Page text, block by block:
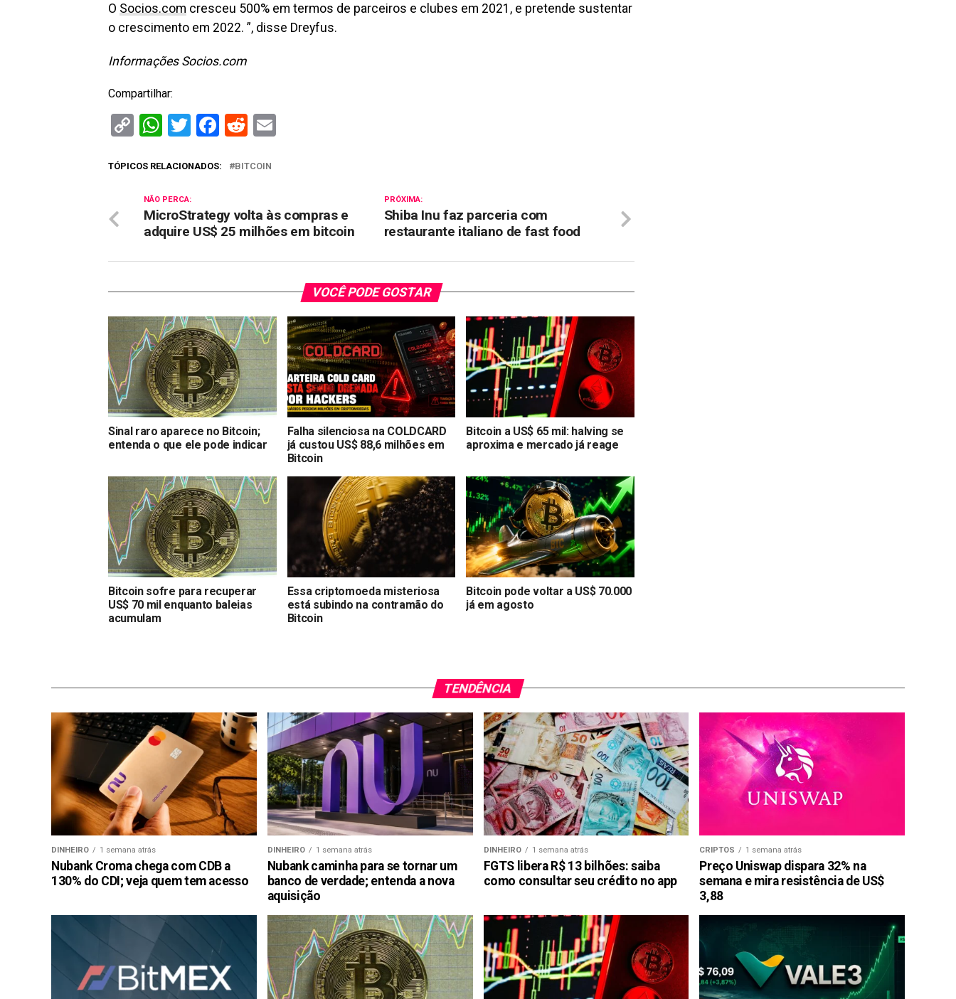
O Socios.com cresceu 500% em termos de parceiros e clubes em 2021, e pretende sustentar
o crescimento em 2022. ”, disse Dreyfus.
Informações Socios.com
Compartilhar:
CopyWhatsApp
Twitter
Facebook
Reddit
TÓPICOS RELACIONADOS: BITCOIN
PRÓXIMA:
Shiba Inu faz parceria com
restaurante italiano de fast food
NÃO PERCA:
MicroStrategy volta às compras e
adquire US$ 25 milhões em bitcoin
VOCÊ PODE GOSTAR
Sinal raro aparece no Bitcoin;
entenda o que ele pode indicar
Falha silenciosa na COLDCARD
já custou US$ 88,6 milhões em
Bitcoin
Bitcoin a US$ 65 mil: halving se
aproxima e mercado já reage
Bitcoin sofre para recuperar
US$ 70 mil enquanto baleias
acumulam
Essa criptomoeda misteriosa
está subindo na contramão do
Bitcoin
Bitcoin pode voltar a US$ 70.000
já em agosto
TENDÊNCIA
DINHEIRO 1 semana atrás
Nubank Croma chega com CDB a
130% do CDI; veja quem tem acesso
DINHEIRO 1 semana atrás
Nubank caminha para se tornar um
banco de verdade; entenda a nova
aquisição
DINHEIRO 1 semana atrás
FGTS libera R$ 13 bilhões: saiba
como consultar seu crédito no app
CRIPTOS 1 semana atrás
Preço Uniswap dispara 32% na
semana e mira resistência de US$
3,88